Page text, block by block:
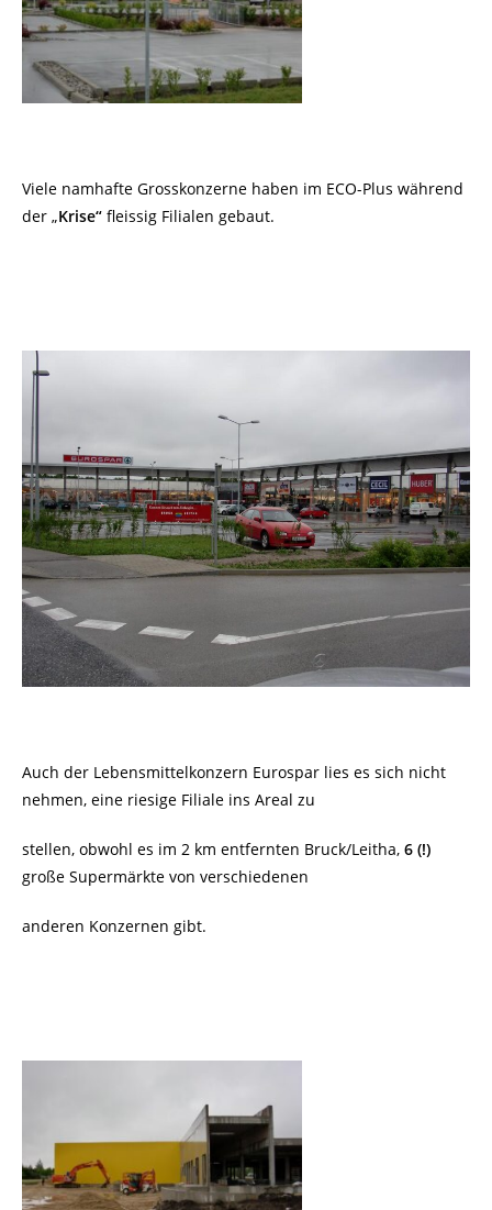
Viele namhafte Grosskonzerne haben im ECO-Plus während
der „Krise“ fleissig Filialen gebaut.
Auch der Lebensmittelkonzern Eurospar lies es sich nicht
nehmen, eine riesige Filiale ins Areal zu
stellen, obwohl es im 2 km entfernten Bruck/Leitha, 6 (!)
große Supermärkte von verschiedenen
anderen Konzernen gibt.